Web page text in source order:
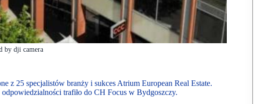
by dji camera
z 25 specjalistów branży i sukces Atrium European Real Estate.
trafiło do CH Focus w Bydgoszczy.